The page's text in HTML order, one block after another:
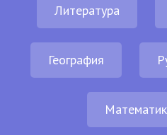
Литература
География